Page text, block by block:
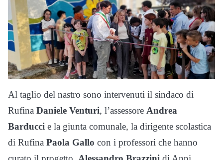
Al taglio del nastro sono intervenuti il sindaco di
Rufina Daniele Venturi, l’assessore Andrea
Barducci e la giunta comunale, la dirigente scolastica
di Rufina Paola Gallo con i professori che hanno